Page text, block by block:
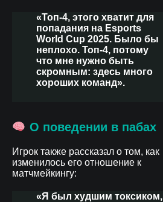
«Топ-4, этого хватит для
попадания на Esports
World Cup 2025. Было бы
неплохо. Топ-4, потому
что мне нужно быть
скромным: здесь много
хороших команд».
О поведении в пабах
Игрок также рассказал о том, как
изменилось его отношение к
матчмейкингу:
«Я был худшим токсиком,